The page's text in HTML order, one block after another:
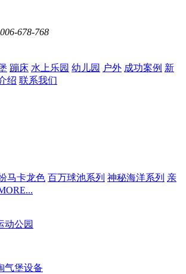
678-768
蹦床 水上乐园 幼儿园 户外 成功案例 新
绍 联系我们
马卡龙色 百万球池系列 神秘海洋系列 亲
动公园
气堡设备